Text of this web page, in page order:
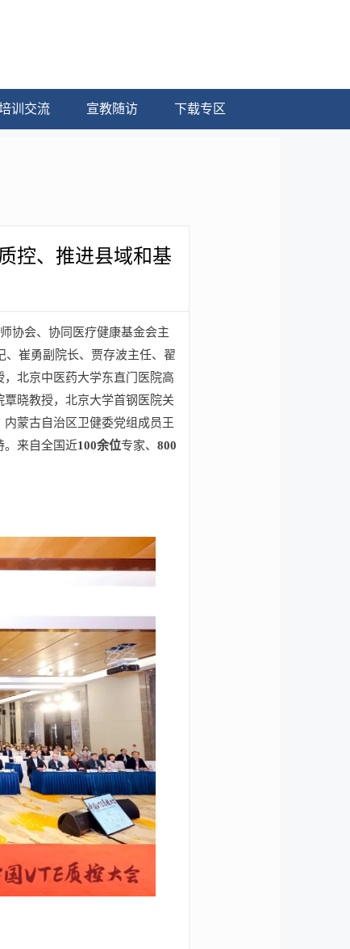
训交流 宣教随访 下载专区
控、推进县域和基
协会、协同医疗健康基金会主
、崔勇副院长、贾存波主任、翟
北京中医药大学东直门医院高
晓教授，北京大学首钢医院关
蒙古自治区卫健委党组成员王
。来自全国近100余位专家、 800